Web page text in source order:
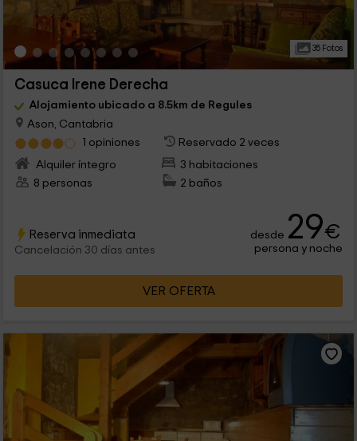
35 Fotos
Casuca Irene Derecha
Alojamiento ubicado a 8.5km de Regules
Ason, Cantabria
1 opiniones
Reservado 2 veces
Alquiler íntegro
3 habitaciones
8 personas
2 baños
Reserva inmediata
Cancelación 30 días antes
desde 29€
persona y noche
VER OFERTA